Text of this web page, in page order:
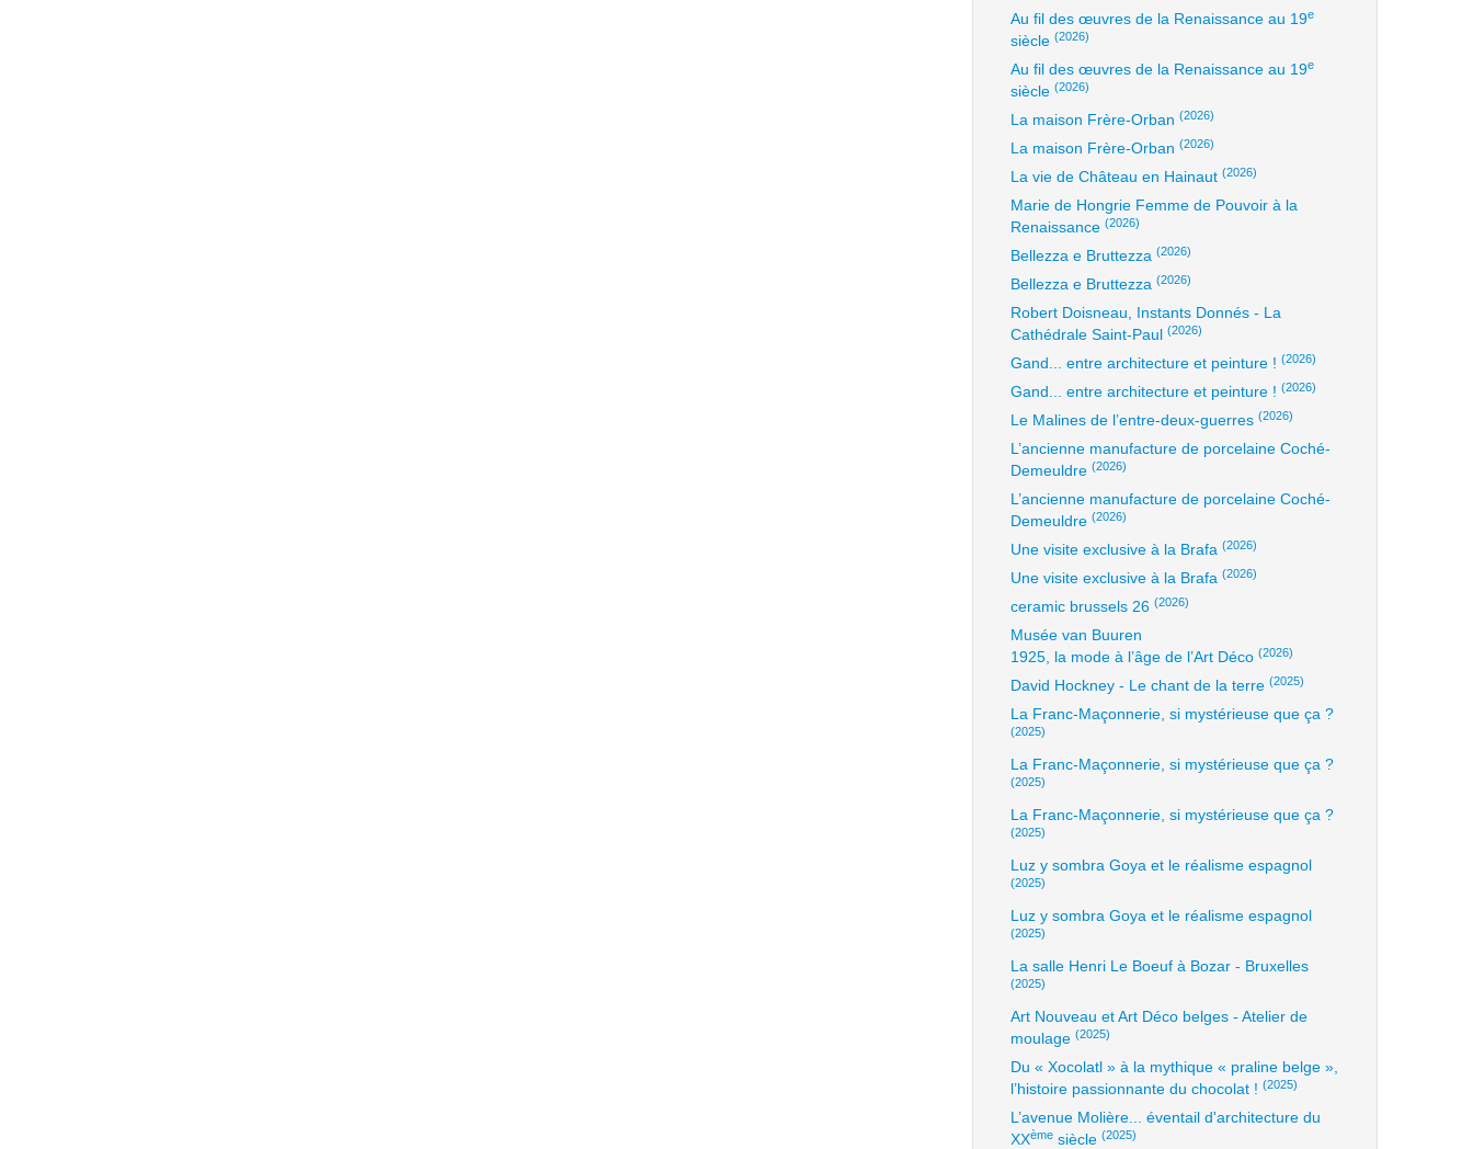
Au fil des œuvres de la Renaissance au 19e
siècle (2026)
Au fil des œuvres de la Renaissance au 19e
siècle (2026)
La maison Frère-Orban (2026)
La maison Frère-Orban (2026)
La vie de Château en Hainaut (2026)
Marie de Hongrie Femme de Pouvoir à la
Renaissance (2026)
Bellezza e Bruttezza (2026)
Bellezza e Bruttezza (2026)
Robert Doisneau, Instants Donnés - La
Cathédrale Saint-Paul (2026)
Gand... entre architecture et peinture ! (2026)
Gand... entre architecture et peinture ! (2026)
Le Malines de l’entre-deux-guerres (2026)
L’ancienne manufacture de porcelaine Coché-
Demeuldre (2026)
L’ancienne manufacture de porcelaine Coché-
Demeuldre (2026)
Une visite exclusive à la Brafa (2026)
Une visite exclusive à la Brafa (2026)
ceramic brussels 26 (2026)
Musée van Buuren
1925, la mode à l’âge de l’Art Déco (2026)
David Hockney - Le chant de la terre (2025)
La Franc-Maçonnerie, si mystérieuse que ça ?
(2025)
La Franc-Maçonnerie, si mystérieuse que ça ?
(2025)
La Franc-Maçonnerie, si mystérieuse que ça ?
(2025)
Luz y sombra Goya et le réalisme espagnol
(2025)
Luz y sombra Goya et le réalisme espagnol
(2025)
La salle Henri Le Boeuf à Bozar - Bruxelles
(2025)
Art Nouveau et Art Déco belges - Atelier de
moulage (2025)
Du « Xocolatl » à la mythique « praline belge »,
l’histoire passionnante du chocolat ! (2025)
L’avenue Molière... éventail d'architecture du
XXème siècle (2025)